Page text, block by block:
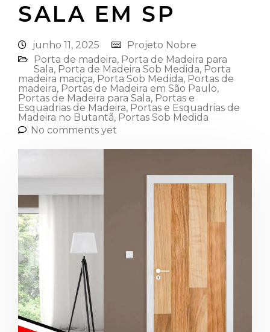
SALA EM SP
junho 11, 2025
Projeto Nobre
Porta de madeira, Porta de Madeira para
Sala, Porta de Madeira Sob Medida, Porta
madeira maciça, Porta Sob Medida, Portas de
madeira, Portas de Madeira em São Paulo,
Portas de Madeira para Sala, Portas e
Esquadrias de Madeira, Portas e Esquadrias de
Madeira no Butantã, Portas Sob Medida
No comments yet